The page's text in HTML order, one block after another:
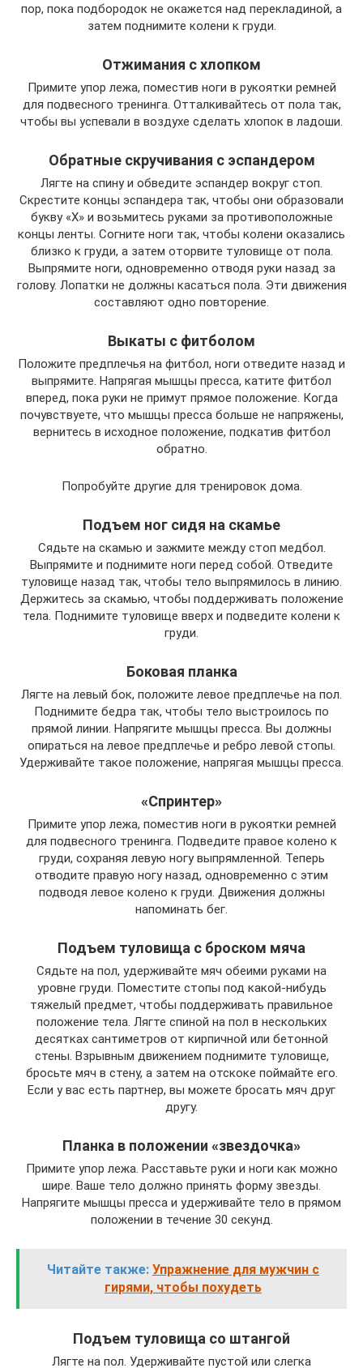
пор, пока подбородок не окажется над перекладиной, а
затем поднимите колени к груди.
Отжимания с хлопком
Примите упор лежа, поместив ноги в рукоятки ремней
для подвесного тренинга. Отталкивайтесь от пола так,
чтобы вы успевали в воздухе сделать хлопок в ладоши.
Обратные скручивания с эспандером
Лягте на спину и обведите эспандер вокруг стоп.
Скрестите концы эспандера так, чтобы они образовали
букву «Х» и возьмитесь руками за противоположные
концы ленты. Согните ноги так, чтобы колени оказались
близко к груди, а затем оторвите туловище от пола.
Выпрямите ноги, одновременно отводя руки назад за
голову. Лопатки не должны касаться пола. Эти движения
составляют одно повторение.
Выкаты с фитболом
Положите предплечья на фитбол, ноги отведите назад и
выпрямите. Напрягая мышцы пресса, катите фитбол
вперед, пока руки не примут прямое положение. Когда
почувствуете, что мышцы пресса больше не напряжены,
вернитесь в исходное положение, подкатив фитбол
обратно.
Попробуйте другие для тренировок дома.
Подъем ног сидя на скамье
Сядьте на скамью и зажмите между стоп медбол.
Выпрямите и поднимите ноги перед собой. Отведите
туловище назад так, чтобы тело выпрямилось в линию.
Держитесь за скамью, чтобы поддерживать положение
тела. Поднимите туловище вверх и подведите колени к
груди.
Боковая планка
Лягте на левый бок, положите левое предплечье на пол.
Поднимите бедра так, чтобы тело выстроилось по
прямой линии. Напрягите мышцы пресса. Вы должны
опираться на левое предплечье и ребро левой стопы.
Удерживайте такое положение, напрягая мышцы пресса.
«Спринтер»
Примите упор лежа, поместив ноги в рукоятки ремней
для подвесного тренинга. Подведите правое колено к
груди, сохраняя левую ногу выпрямленной. Теперь
отводите правую ногу назад, одновременно с этим
подводя левое колено к груди. Движения должны
напоминать бег.
Подъем туловища с броском мяча
Сядьте на пол, удерживайте мяч обеими руками на
уровне груди. Поместите стопы под какой-нибудь
тяжелый предмет, чтобы поддерживать правильное
положение тела. Лягте спиной на пол в нескольких
десятках сантиметров от кирпичной или бетонной
стены. Взрывным движением поднимите туловище,
бросьте мяч в стену, а затем на отскоке поймайте его.
Если у вас есть партнер, вы можете бросать мяч друг
другу.
Планка в положении «звездочка»
Примите упор лежа. Расставьте руки и ноги как можно
шире. Ваше тело должно принять форму звезды.
Напрягите мышцы пресса и удерживайте тело в прямом
положении в течение 30 секунд.
Читайте также: Упражнение для мужчин с
гирями, чтобы похудеть
Подъем туловища со штангой
Лягте на пол. Удерживайте пустой или слегка